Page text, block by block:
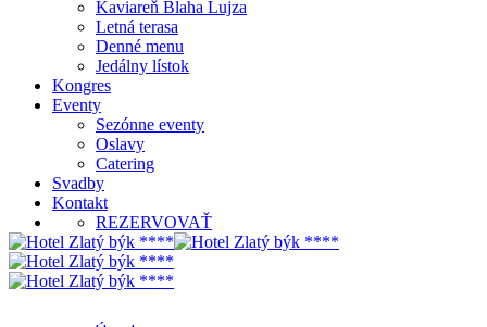
Kaviareň Blaha Lujza
Letná terasa
Denné menu
Jedálny lístok
Kongres
Eventy
Sezónne eventy
Oslavy
Catering
Svadby
Kontakt
REZERVOVAŤ